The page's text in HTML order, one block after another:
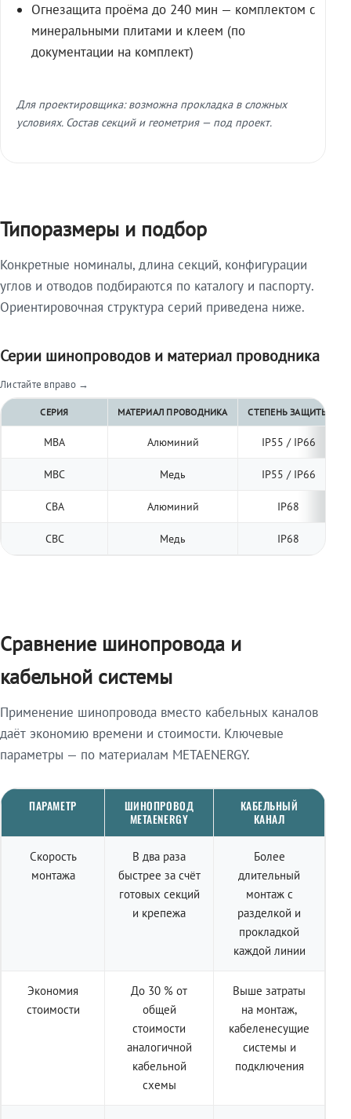
Огнезащита проёма до 240 мин — комплектом с
минеральными плитами и клеем (по
документации на комплект)
Для проектировщика: возможна прокладка в сложных
условиях. Состав секций и геометрия — под проект.
Типоразмеры и подбор
Конкретные номиналы, длина секций, конфигурации
углов и отводов подбираются по каталогу и паспорту.
Ориентировочная структура серий приведена ниже.
Серии шинопроводов и материал проводника
Листайте вправо →
СЕРИЯ МАТЕРИАЛ ПРОВОДНИКА СТЕПЕНЬ ЗАЩИТЫ
МВА Алюминий IP55 / IP66
МВС Медь IP55 / IP66
СВА Алюминий IP68
СВС Медь IP68
Сравнение шинопровода и
кабельной системы
Применение шинопровода вместо кабельных каналов
даёт экономию времени и стоимости. Ключевые
параметры — по материалам METAENERGY.
ПАРАМЕТР
ШИНОПРОВОД
METAENERGY
КАБЕЛЬНЫЙ
КАНАЛ
Скорость
монтажа
В два раза
быстрее за счёт
готовых секций
и крепежа
Более
длительный
монтаж с
разделкой и
прокладкой
каждой линии
Экономия
стоимости
До 30 % от
общей
стоимости
аналогичной
кабельной
схемы
Выше затраты
на монтаж,
кабеленесущие
системы и
подключения